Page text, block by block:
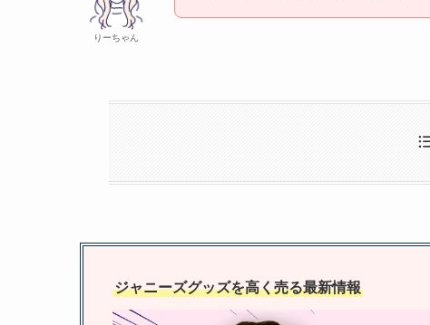
りーちゃん
ジャニーズグッズを高く売る最新情報